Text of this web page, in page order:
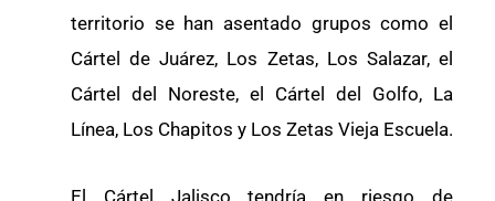
territorio se han asentado grupos como el
Cártel de Juárez, Los Zetas, Los Salazar, el
Cártel del Noreste, el Cártel del Golfo, La
Línea, Los Chapitos y Los Zetas Vieja Escuela.